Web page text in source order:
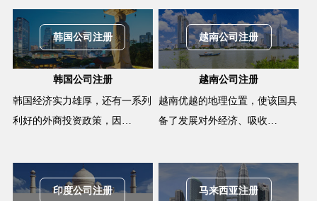
韩国公司注册
韩国公司注册
韩国经济实力雄厚，还有一系列
利好的外商投资政策，因…
越南公司注册
越南公司注册
越南优越的地理位置，使该国具
备了发展对外经济、吸收…
印度公司注册 马来西亚注册